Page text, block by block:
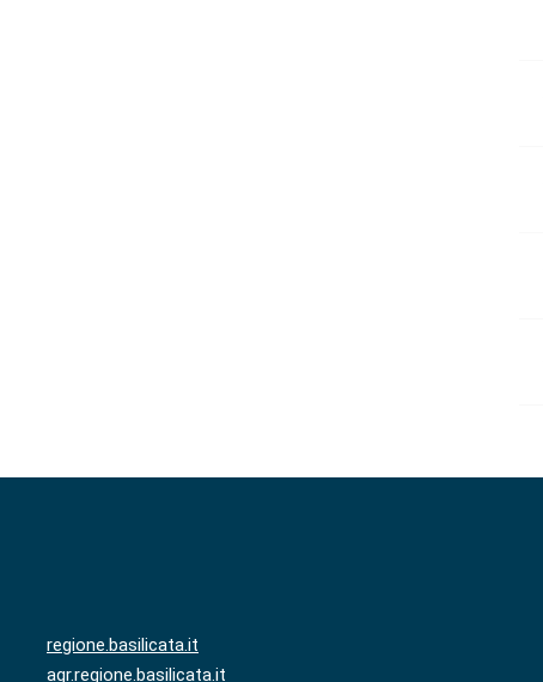
regione.basilicata.it
agr.regione.basilicata.it